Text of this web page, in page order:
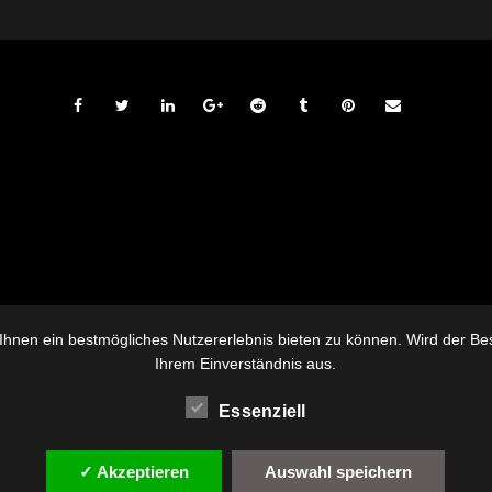
ein bestmögliches Nutzererlebnis bieten zu können. Wird der
Ihrem Einverständnis aus.
Essenziell
✓ Akzeptieren Auswahl speichern